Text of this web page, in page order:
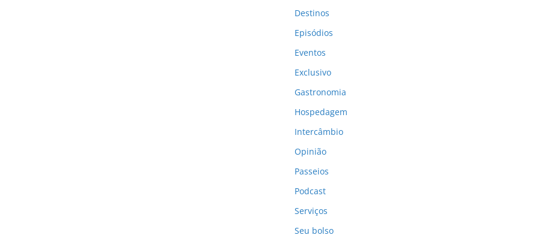
Destinos
Episódios
Eventos
Exclusivo
Gastronomia
Hospedagem
Intercâmbio
Opinião
Passeios
Podcast
Serviços
Seu bolso